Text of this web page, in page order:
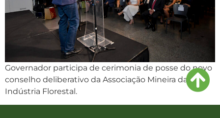
Governador participa de cerimonia de posse do novo
conselho deliberativo da Associação Mineira da
Indústria Florestal.